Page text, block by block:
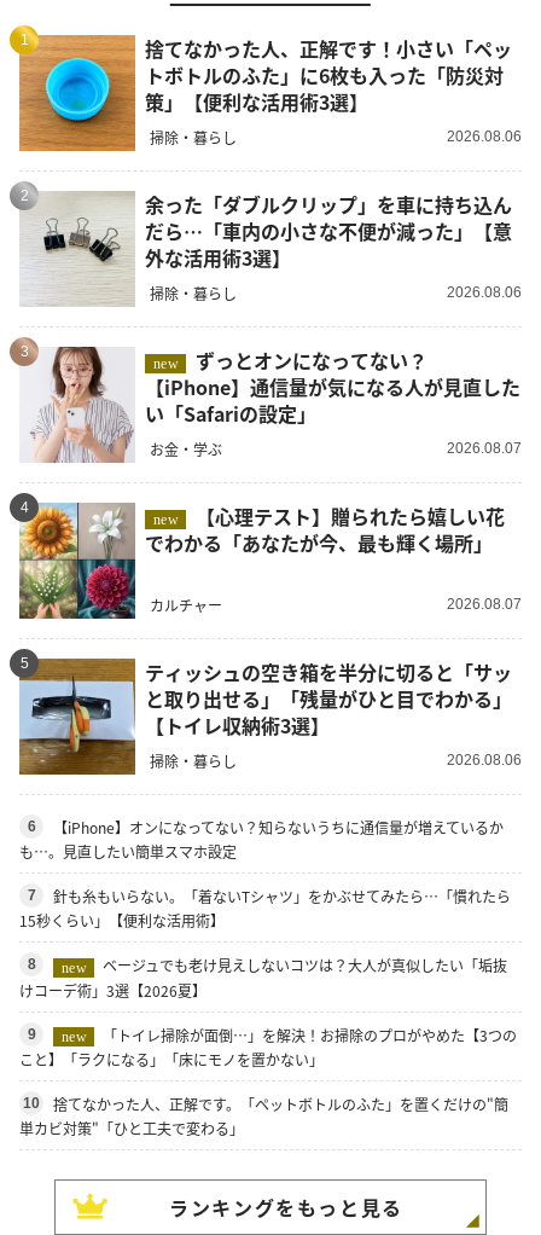
1
捨てなかった人、正解です！小さい「ペッ
トボトルのふた」に6枚も入った「防災対
策」【便利な活用術3選】
掃除・暮らし 2026.08.06
2
余った「ダブルクリップ」を車に持ち込ん
だら…「車内の小さな不便が減った」【意
外な活用術3選】
掃除・暮らし 2026.08.06
3
new
【iPhone】通信量が気になる人が見直した
い「Safariの設定」
お金・学ぶ 2026.08.07
4
new
でわかる「あなたが今、最も輝く場所」
カルチャー 2026.08.07
5
ティッシュの空き箱を半分に切ると「サッ
と取り出せる」「残量がひと目でわかる」
【トイレ収納術3選】
掃除・暮らし 2026.08.06
6
【iPhone】オンになってない？知らないうちに通信量が増えているか
も…。見直したい簡単スマホ設定
7
針も糸もいらない。「着ないTシャツ」をかぶせてみたら…「慣れたら
15秒くらい」【便利な活用術】
8 new
ベージュでも老け見えしないコツは？大人が真似したい「垢抜
けコーデ術」3選【2026夏】
9 new
「トイレ掃除が面倒…」を解決！お掃除のプロがやめた【3つの
こと】「ラクになる」「床にモノを置かない」
10
捨てなかった人、正解です。「ペットボトルのふた」を置くだけの"簡
単カビ対策"「ひと工夫で変わる」
ランキングをもっと見る